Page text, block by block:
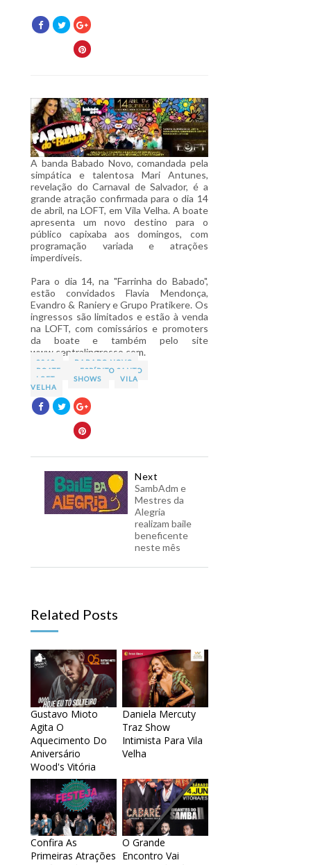
A banda Babado Novo, comandada pela
simpática e talentosa Mari Antunes,
revelação do Carnaval de Salvador, é a
grande atração confirmada para o dia 14
de abril, na LOFT, em Vila Velha. A boate
apresenta um novo destino para o
público capixaba aos domingos, com
programação variada e atrações
imperdíveis.
Para o dia 14, na "Farrinha do Babado",
estão convidados Flavia Mendonça,
Evandro & Raniery e Grupo Pratikere. Os
ingressos são limitados e estão à venda
na LOFT, com comissários e promoters
da boate e também pelo site
www.centralingresso.com.
2013
BABADO NOVO
BOATE
ESPÍRITO SANTO
LOFT
SHOWS
VILA
VELHA
Next
SambAdm e
Mestres da
Alegria
realizam baile
beneficente
neste mês
Related Posts
Gustavo Mioto
Agita O
Aquecimento Do
Aniversário
Wood's Vitória
Daniela Mercuty
Traz Show
Intimista Para Vila
Velha
Confira As
Primeiras Atrações
O Grande
Encontro Vai